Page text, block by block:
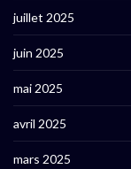
juillet 2025
juin 2025
mai 2025
avril 2025
mars 2025